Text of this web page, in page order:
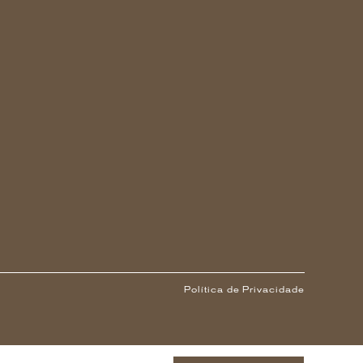
Política de Privacidade